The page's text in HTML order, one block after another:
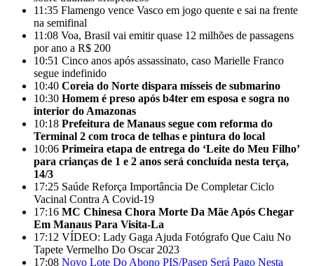
11:35 Flamengo vence Vasco em jogo quente e sai na frente
na semifinal
11:08 Voa, Brasil vai emitir quase 12 milhões de passagens
por ano a R$ 200
10:51 Cinco anos após assassinato, caso Marielle Franco
segue indefinido
10:40 Coreia do Norte dispara mísseis de submarino
10:30 Homem é preso após b4ter em esposa e sogra no
interior do Amazonas
10:18 Prefeitura de Manaus segue com reforma do
Terminal 2 com troca de telhas e pintura do local
10:06 Primeira etapa de entrega do ‘Leite do Meu Filho’
para crianças de 1 e 2 anos será concluída nesta terça,
14/3
17:25 Saúde Reforça Importância De Completar Ciclo
Vacinal Contra A Covid-19
17:16 MC Chinesa Chora Morte Da Mãe Após Chegar
Em Manaus Para Visita-La
17:12 VÍDEO: Lady Gaga Ajuda Fotógrafo Que Caiu No
Tapete Vermelho Do Oscar 2023
17:08 Novo Lote Do Abono PIS/Pasep Será Pago Nesta